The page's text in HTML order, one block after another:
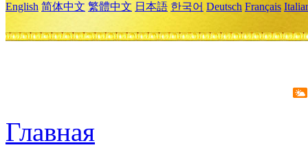
English 简体中文 繁體中文 日本語 한국어 Deutsch Français
Главная